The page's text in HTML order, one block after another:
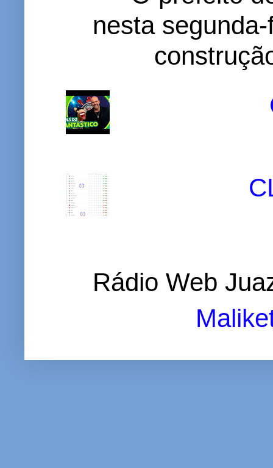
nesta
Rádio Web